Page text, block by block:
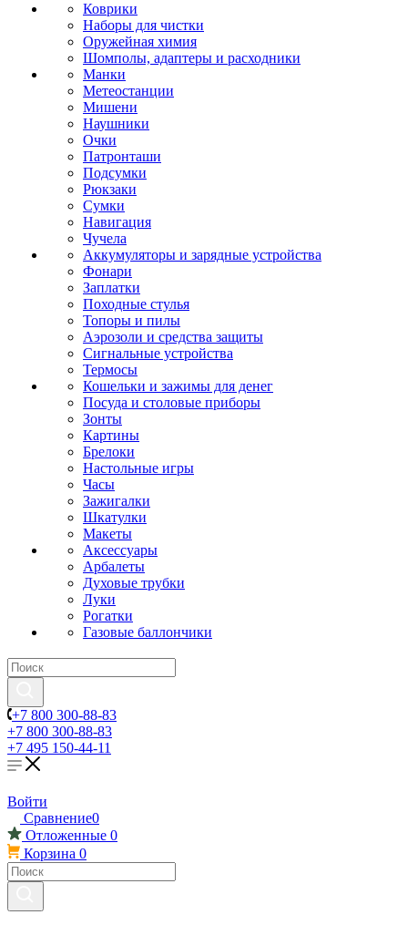
Коврики
Наборы для чистки
Оружейная химия
Шомполы, адаптеры и расходники
Манки
Метеостанции
Мишени
Наушники
Очки
Патронташи
Подсумки
Рюкзаки
Сумки
Навигация
Чучела
Аккумуляторы и зарядные устройства
Фонари
Заплатки
Походные стулья
Топоры и пилы
Аэрозоли и средства защиты
Сигнальные устройства
Термосы
Кошельки и зажимы для денег
Посуда и столовые приборы
Зонты
Картины
Брелоки
Настольные игры
Часы
Зажигалки
Шкатулки
Макеты
Аксессуары
Арбалеты
Духовые трубки
Луки
Рогатки
Газовые баллончики
+7 800 300-88-83
+7 800 300-88-83
+7 495 150-44-11
Войти
Сравнение0
Отложенные 0
Корзина 0